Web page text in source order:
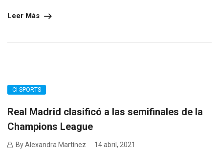
Leer Más
CI SPORTS
Real Madrid clasificó a las semifinales de la
Champions League
By Alexandra Martínez
14 abril, 2021